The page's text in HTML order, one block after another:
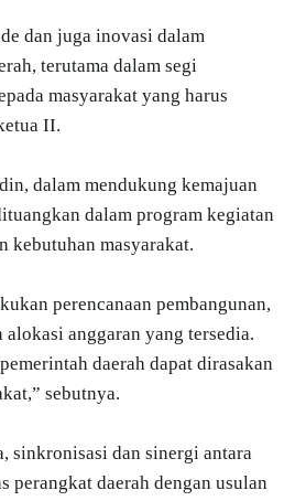
dan juga inovasi dalam
terutama dalam segi
masyarakat yang harus
II.
dalam mendukung kemajuan
dalam program kegiatan
kebutuhan masyarakat.
perencanaan pembangunan,
alokasi anggaran yang tersedia.
daerah dapat dirasakan
sebutnya.
sinkronisasi dan sinergi antara
perangkat daerah dengan usulan